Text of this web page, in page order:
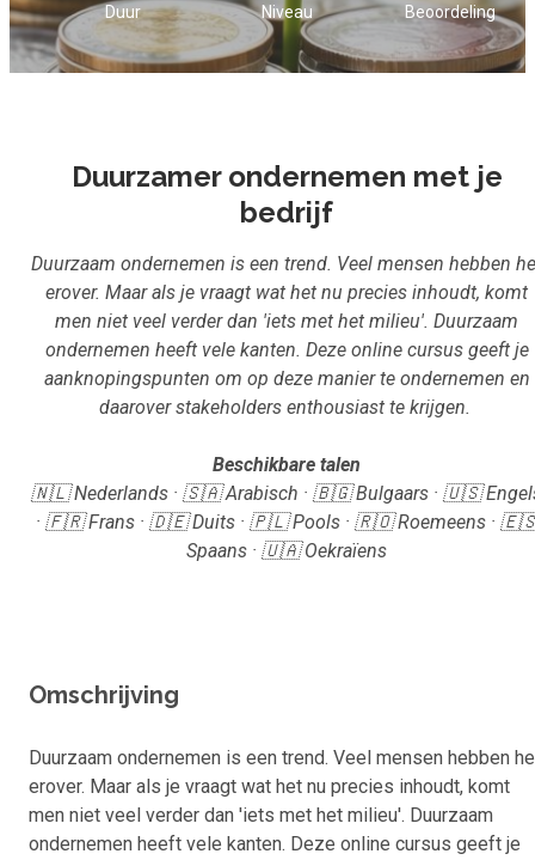
Inloggen
Duur Niveau Beoordeling
Duurzamer ondernemen met je
bedrijf
Duurzaam ondernemen is een trend. Veel mensen hebben
erover. Maar als je vraagt wat het nu precies inhoudt, komt
men niet veel verder dan 'iets met het milieu'. Duurzaam
ondernemen heeft vele kanten. Deze online cursus geeft je
aanknopingspunten om op deze manier te ondernemen en
daarover stakeholders enthousiast te krijgen.
Beschikbare talen
🇳🇱 Nederlands · 🇸🇦 Arabisch · 🇧🇬 Bulgaars · 🇺🇸
· 🇫🇷 Frans · 🇩🇪 Duits · 🇵🇱 Pools · 🇷🇴 Roemeens ·
Spaans · 🇺🇦 Oekraïens
Omschrijving
Duurzaam ondernemen is een trend. Veel mensen hebben
erover. Maar als je vraagt wat het nu precies inhoudt, komt
men niet veel verder dan 'iets met het milieu'. Duurzaam
ondernemen heeft vele kanten. Deze online cursus geeft je